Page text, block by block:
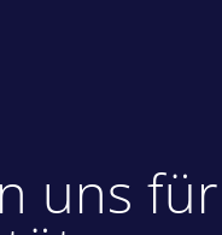
uns für